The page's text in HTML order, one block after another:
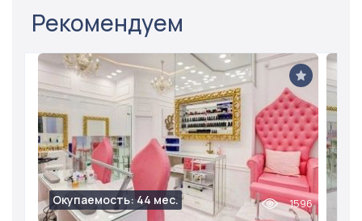
Рекомендуем
Окупаемость: 44 мес. 1596